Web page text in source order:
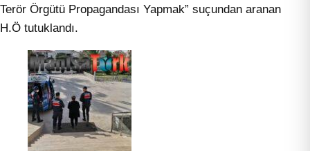
Terör Örgütü Propagandası Yapmak” suçundan aranan
H.Ö tutuklandı.